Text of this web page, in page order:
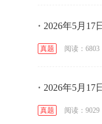
· 2026年5月17
真题 阅读：6803
· 2026年5月17
真题 阅读：9029